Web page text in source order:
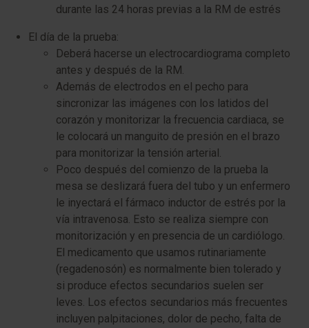
durante las 24 horas previas a la RM de estrés
El día de la prueba:
Deberá hacerse un electrocardiograma completo
antes y después de la RM.
Además de electrodos en el pecho para
sincronizar las imágenes con los latidos del
corazón y monitorizar la frecuencia cardiaca, se
le colocará un manguito de presión en el brazo
para monitorizar la tensión arterial.
Poco después del comienzo de la prueba la
mesa se deslizará fuera del tubo y un enfermero
le inyectará el fármaco inductor de estrés por la
vía intravenosa. Esto se realiza siempre con
monitorización y en presencia de un cardiólogo.
El medicamento que usamos rutinariamente
(regadenosón) es normalmente bien tolerado y
si produce efectos secundarios suelen ser
leves. Los efectos secundarios más frecuentes
incluyen palpitaciones, dolor de pecho, falta de